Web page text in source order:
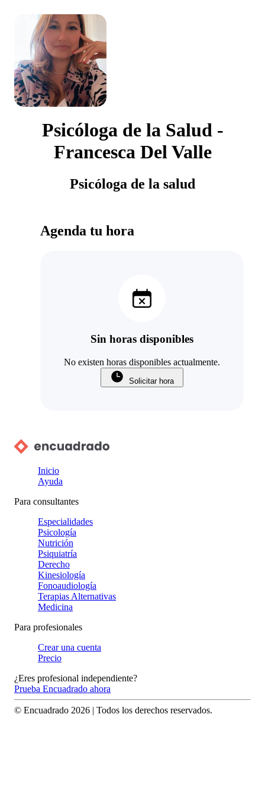
Psicóloga de la Salud -
Francesca Del Valle
Psicóloga de la salud
Agenda tu hora
Sin horas disponibles
No existen horas disponibles actualmente.
Solicitar hora
Inicio
Ayuda
Para consultantes
Especialidades
Psicología
Nutrición
Psiquiatría
Derecho
Kinesiología
Fonoaudiología
Terapias Alternativas
Medicina
Para profesionales
Crear una cuenta
Precio
¿Eres profesional independiente?
Prueba Encuadrado ahora
© Encuadrado 2026 | Todos los derechos reservados.